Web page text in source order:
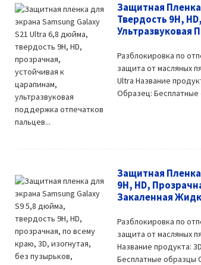
Защитная
Твердость 9H,
Ультразвуковая
Разблокировка по
защита от масляных
Ultra Название
Образец: Бесплатные
Защитная
9H, HD,
Закаленная
Разблокировка по
защита от масляных
Название продукта:
Бесплатные образцы